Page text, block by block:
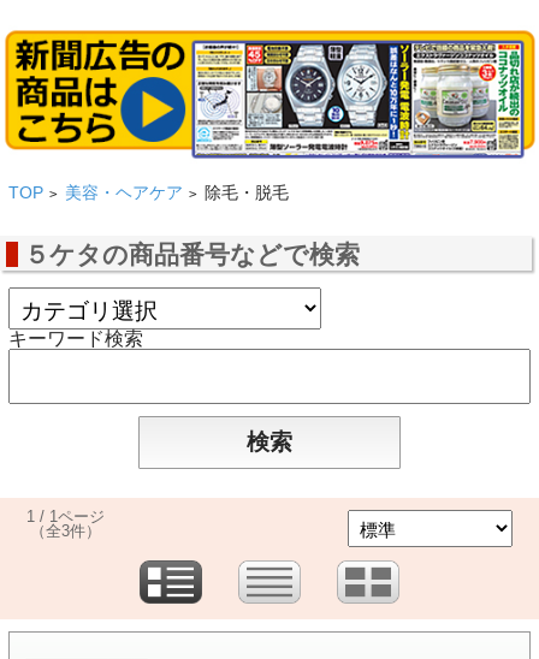
TOP > 美容・ヘアケア > 除毛・脱毛
５ケタの商品番号などで検索
キーワード検索
1 / 1ページ
（全3件）